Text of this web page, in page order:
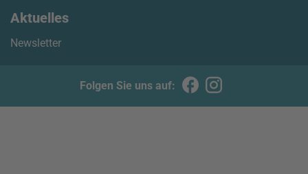
Aktuelles
Newsletter
Folgen Sie uns auf: